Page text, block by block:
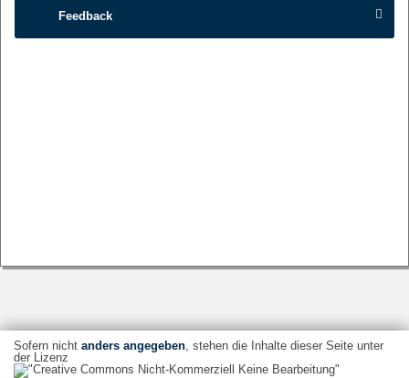
Feedback
Sofern nicht anders angegeben, stehen die Inhalte dieser Seite unter
der Lizenz